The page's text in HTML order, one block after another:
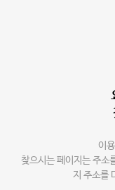
이
찾으시는 페이지는 주소
지 주소를